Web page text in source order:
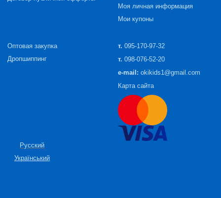
Моя личная информация
Мои купоны
Оптовая закупка
Дропшиппинг
т. 095-170-97-32
т. 098-076-52-20
e-mail: okikids1@gmail.com
Карта сайта
Русский
Український